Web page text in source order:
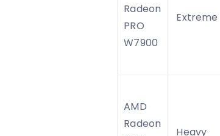
Radeon
PRO
W7900
Extreme
AMD
Radeon
Heavy